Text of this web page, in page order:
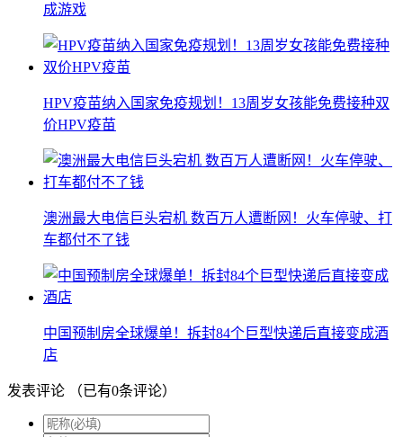
成游戏
HPV疫苗纳入国家免疫规划！13周岁女孩能免费接种双
价HPV疫苗
澳洲最大电信巨头宕机 数百万人遭断网！火车停驶、打
车都付不了钱
中国预制房全球爆单！拆封84个巨型快递后直接变成酒
店
发表评论 （已有0条评论）